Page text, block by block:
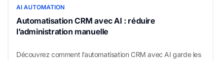
AI AUTOMATION
Automatisation CRM avec AI : réduire
l’administration manuelle
Découvrez comment l’automatisation CRM avec AI garde les